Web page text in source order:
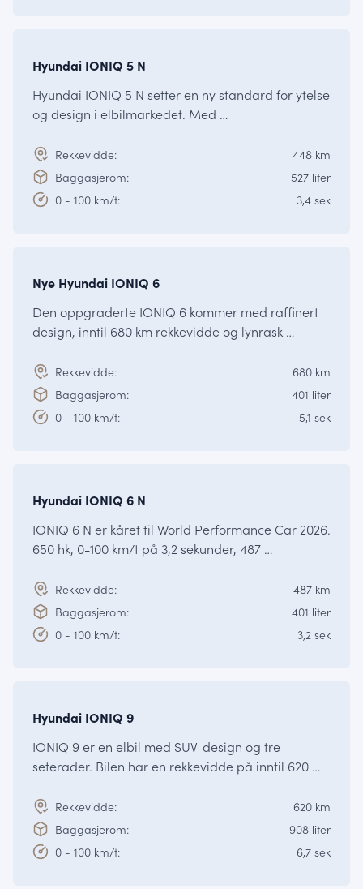
Hyundai IONIQ 5 N
Hyundai IONIQ 5 N setter en ny standard for ytelse
og design i elbilmarkedet. Med …
Rekkevidde:
448 km
Baggasjerom:
527 liter
0 - 100 km/t:
3,4 sek
Nye Hyundai IONIQ 6
Den oppgraderte IONIQ 6 kommer med raffinert
design, inntil 680 km rekkevidde og lynrask …
Rekkevidde:
680 km
Baggasjerom:
401 liter
0 - 100 km/t:
5,1 sek
Hyundai IONIQ 6 N
IONIQ 6 N er kåret til World Performance Car 2026.
650 hk, 0-100 km/t på 3,2 sekunder, 487 …
Rekkevidde:
487 km
Baggasjerom:
401 liter
0 - 100 km/t:
3,2 sek
Hyundai IONIQ 9
IONIQ 9 er en elbil med SUV-design og tre
seterader. Bilen har en rekkevidde på inntil 620 …
Rekkevidde:
620 km
Baggasjerom:
908 liter
0 - 100 km/t:
6,7 sek